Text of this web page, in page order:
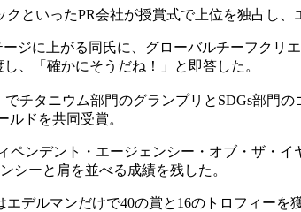
といったPR会社が授賞式で上位を独占し、
ジに上がる同氏に、グローバルチーフクリ
、「確かにそうだね！」と即答した。
タニウム部門のグランプリとSDGs部門の
ルドを共同受賞。
ンデント・エージェンシー・オブ・ザ・
シーと肩を並べる成績を残した。
デルマンだけで40の賞と16のトロフィーを